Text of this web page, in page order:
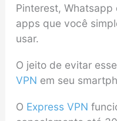
Pinterest,
apps que você
usar.
O jeito de evitar
VPN em seu
O Express VPN